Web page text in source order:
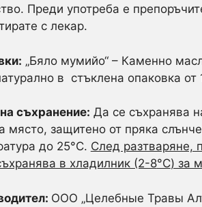
Преди употреба е
с лекар.
„Бяло мумийо“ – Каменно
в стъклена опаковка от
съхранение: Да се съхранява
място, защитено от пряка
до 25°C. След разтваряне,
в хладилник (2-8°C) за
ООО „Целебные Травы